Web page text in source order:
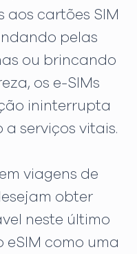
aos cartões SIM
pelas
ou brincando
os e-SIMs
ininterrupta
serviços vitais.
viagens de
obter
neste último
eSIM como uma